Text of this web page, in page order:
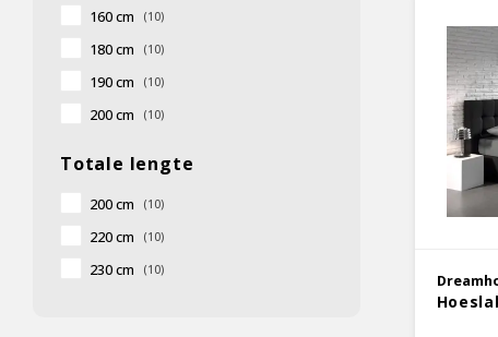
160 cm (10)
180 cm (10)
190 cm (10)
200 cm (10)
Totale lengte
200 cm (10)
220 cm (10)
230 cm (10)